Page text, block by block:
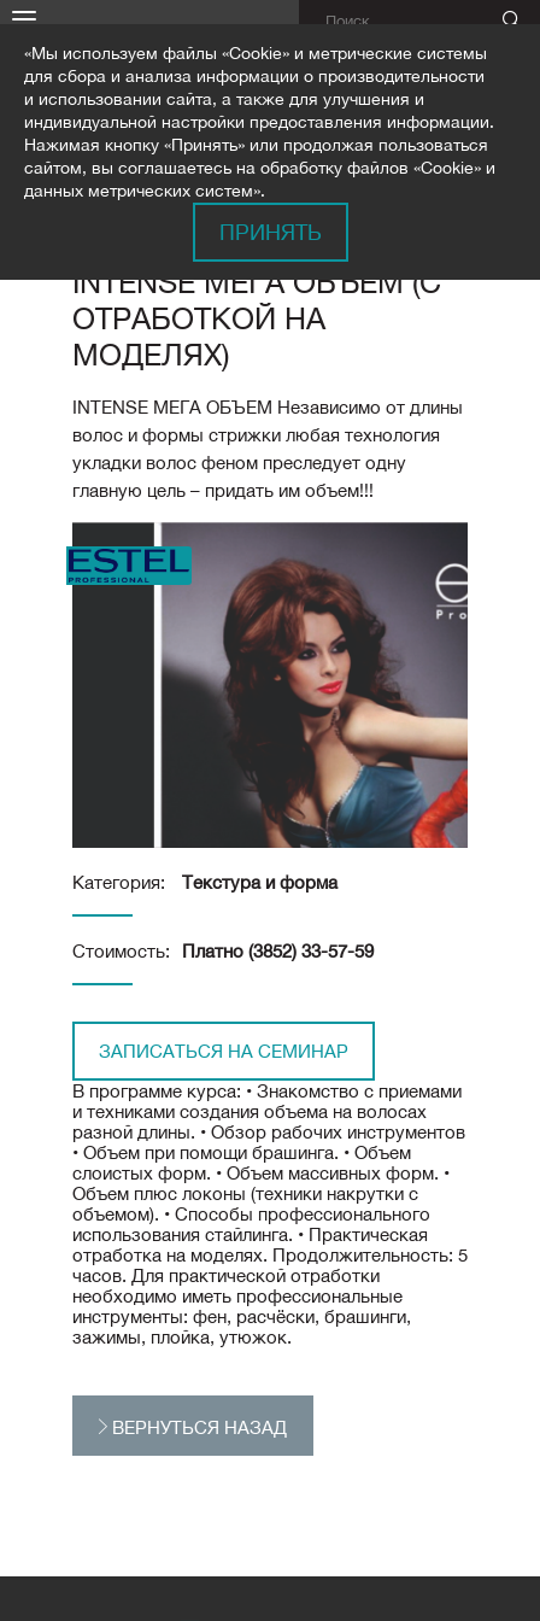
ГЛАВНАЯ ОБУЧЕНИЕ
ПРОГРАММЫ СЕМИНАРОВ
INTENSE МЕГА ОБЪЕМ (С ОТРАБОТКОЙ НА МОДЕЛЯХ)
INTENSE МЕГА ОБЪЕМ (С
ОТРАБОТКОЙ НА
МОДЕЛЯХ)
INTENSE МЕГА ОБЪЕМ Независимо от длины
волос и формы стрижки любая технология
укладки волос феном преследует одну
главную цель – придать им объем!!!
Категория: Текстура и форма
Стоимость: Платно (3852) 33-57-59
ЗАПИСАТЬСЯ НА СЕМИНАР
В программе курса: • Знакомство с приемами
и техниками создания объема на волосах
разной длины. • Обзор рабочих инструментов
• Объем при помощи брашинга. • Объем
слоистых форм. • Объем массивных форм. •
Объем плюс локоны (техники накрутки с
объемом). • Способы профессионального
использования стайлинга. • Практическая
отработка на моделях. Продолжительность: 5
часов. Для практической отработки
необходимо иметь профессиональные
инструменты: фен, расчёски, брашинги,
зажимы, плойка, утюжок.
ВЕРНУТЬСЯ НАЗАД
«Мы используем файлы «Cookie» и метрические системы
для сбора и анализа информации о производительности
и использовании сайта, а также для улучшения и
индивидуальной настройки предоставления информации.
Нажимая кнопку «Принять» или продолжая пользоваться
сайтом, вы соглашаетесь на обработку файлов «Cookie» и
данных метрических систем».
ПРИНЯТЬ